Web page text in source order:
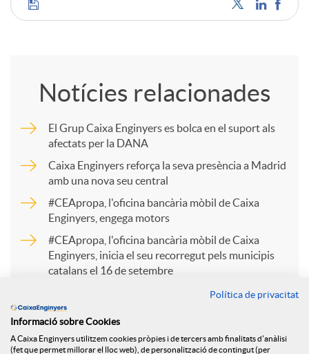
C
m
p
a
r
i
Notícies relacionades
El Grup Caixa Enginyers es bolca en el suport als
afectats per la DANA
Caixa Enginyers reforça la seva presència a Madrid
amb una nova seu central
#CEApropa, l'oficina bancària mòbil de Caixa
Enginyers, engega motors
#CEApropa, l'oficina bancària mòbil de Caixa
Enginyers, inicia el seu recorregut pels municipis
catalans el 16 de setembre
Caixa Enginyers Gestió renova la seva posició com
a primera Entitat a obtenir la certificació ASG
atorgada per MainStreet Partners
Política de privacitat
Informació sobre Cookies
A Caixa Enginyers utilitzem cookies pròpies i de tercers amb finalitats d'anàlisi
(fet que permet millorar el lloc web), de personalització de contingut (per